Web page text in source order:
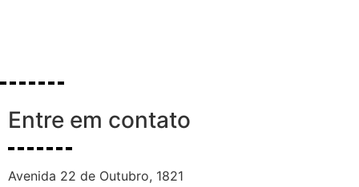
Entre em contato
Avenida 22 de Outubro, 1821